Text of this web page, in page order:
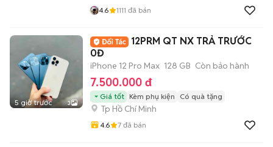
4.6 1111 đã bán
5 giờ trước 3
12PRM QT NX TRẢ TRƯỚC
0Đ
iPhone 12 Pro Max 128 GB Còn bảo hành
7.500.000 đ
Giá tốt Kèm phụ kiện Có quà tặng
Tp Hồ Chí Minh
4.6 7 đã bán